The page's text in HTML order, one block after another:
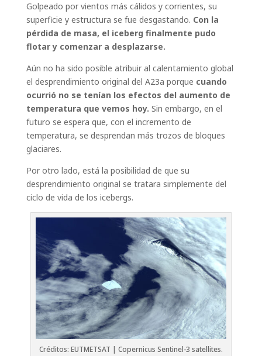
Golpeado por vientos más cálidos y corrientes, su
superficie y estructura se fue desgastando. Con la
pérdida de masa, el iceberg finalmente pudo
flotar y comenzar a desplazarse.
Aún no ha sido posible atribuir al calentamiento global
el desprendimiento original del A23a porque cuando
ocurrió no se tenían los efectos del aumento de
temperatura que vemos hoy. Sin embargo, en el
futuro se espera que, con el incremento de
temperatura, se desprendan más trozos de bloques
glaciares.
Por otro lado, está la posibilidad de que su
desprendimiento original se tratara simplemente del
ciclo de vida de los icebergs.
Créditos: EUTMETSAT | Copernicus Sentinel-3 satellites.